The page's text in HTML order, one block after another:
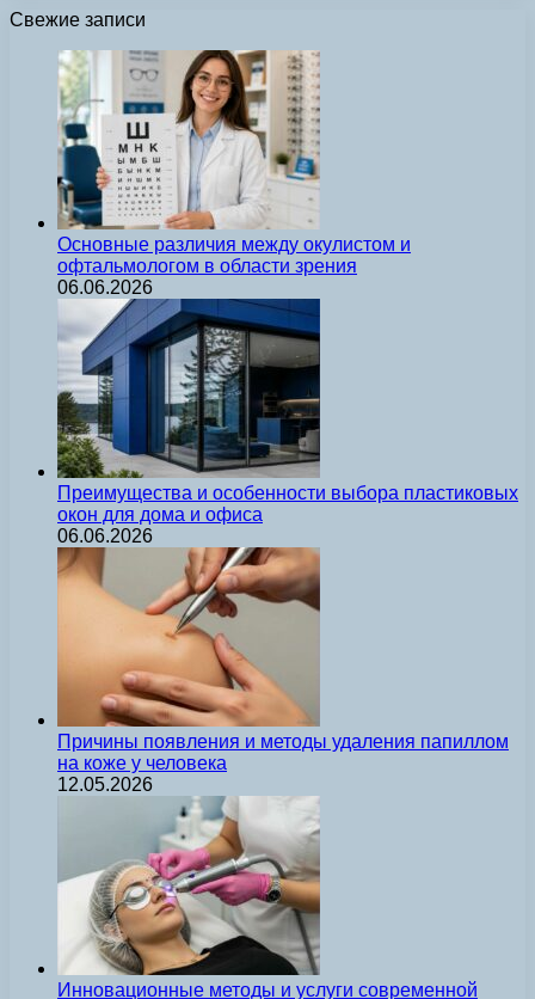
Свежие записи
Основные различия между окулистом и
офтальмологом в области зрения
06.06.2026
Преимущества и особенности выбора пластиковых
окон для дома и офиса
06.06.2026
Причины появления и методы удаления папиллом
на коже у человека
12.05.2026
Инновационные методы и услуги современной